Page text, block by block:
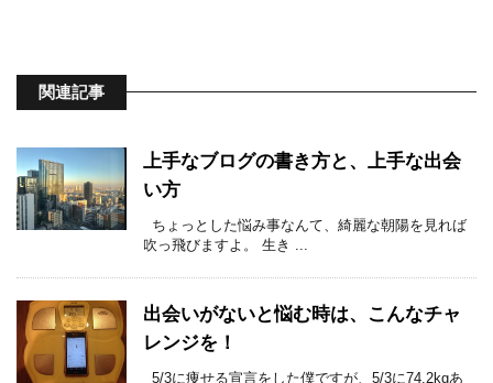
関連記事
上手なブログの書き方と、上手な出会
い方
ちょっとした悩み事なんて、綺麗な朝陽を見れば
吹っ飛びますよ。 生き ...
出会いがないと悩む時は、こんなチャ
レンジを！
5/3に痩せる宣言をした僕ですが、5/3に74.2kgあ